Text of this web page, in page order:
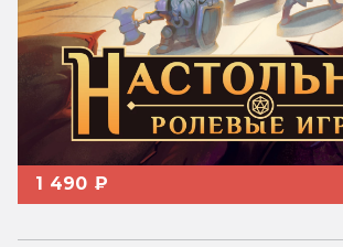
1 490 ₽